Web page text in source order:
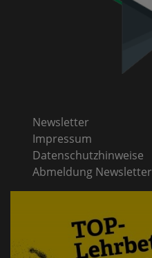
Newsletter
Impressum
Datenschutzhinweise
Abmeldung Newsletter